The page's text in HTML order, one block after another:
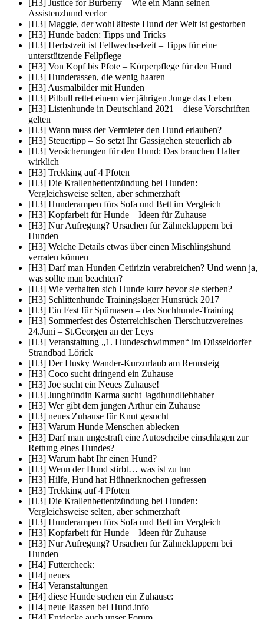
[H3] Justice for Burberry – Wie ein Mann seinen
Assistenzhund verlor
[H3] Maggie, der wohl älteste Hund der Welt ist gestorben
[H3] Hunde baden: Tipps und Tricks
[H3] Herbstzeit ist Fellwechselzeit – Tipps für eine
unterstützende Fellpflege
[H3] Von Kopf bis Pfote – Körperpflege für den Hund
[H3] Hunderassen, die wenig haaren
[H3] Ausmalbilder mit Hunden
[H3] Pitbull rettet einem vier jährigen Junge das Leben
[H3] Listenhunde in Deutschland 2021 – diese Vorschriften
gelten
[H3] Wann muss der Vermieter den Hund erlauben?
[H3] Steuertipp – So setzt Ihr Gassigehen steuerlich ab
[H3] Versicherungen für den Hund: Das brauchen Halter
wirklich
[H3] Trekking auf 4 Pfoten
[H3] Die Krallenbettentzündung bei Hunden:
Vergleichsweise selten, aber schmerzhaft
[H3] Hunderampen fürs Sofa und Bett im Vergleich
[H3] Kopfarbeit für Hunde – Ideen für Zuhause
[H3] Nur Aufregung? Ursachen für Zähneklappern bei
Hunden
[H3] Welche Details etwas über einen Mischlingshund
verraten können
[H3] Darf man Hunden Cetirizin verabreichen? Und wenn ja,
was sollte man beachten?
[H3] Wie verhalten sich Hunde kurz bevor sie sterben?
[H3] Schlittenhunde Trainingslager Hunsrück 2017
[H3] Ein Fest für Spürnasen – das Suchhunde-Training
[H3] Sommerfest des Österreichischen Tierschutzvereines –
24.Juni – St.Georgen an der Leys
[H3] Veranstaltung „1. Hundeschwimmen“ im Düsseldorfer
Strandbad Lörick
[H3] Der Husky Wander-Kurzurlaub am Rennsteig
[H3] Coco sucht dringend ein Zuhause
[H3] Joe sucht ein Neues Zuhause!
[H3] Junghündin Karma sucht Jagdhundliebhaber
[H3] Wer gibt dem jungen Arthur ein Zuhause
[H3] neues Zuhause für Knut gesucht
[H3] Warum Hunde Menschen ablecken
[H3] Darf man ungestraft eine Autoscheibe einschlagen zur
Rettung eines Hundes?
[H3] Warum habt Ihr einen Hund?
[H3] Wenn der Hund stirbt… was ist zu tun
[H3] Hilfe, Hund hat Hühnerknochen gefressen
[H3] Trekking auf 4 Pfoten
[H3] Die Krallenbettentzündung bei Hunden:
Vergleichsweise selten, aber schmerzhaft
[H3] Hunderampen fürs Sofa und Bett im Vergleich
[H3] Kopfarbeit für Hunde – Ideen für Zuhause
[H3] Nur Aufregung? Ursachen für Zähneklappern bei
Hunden
[H4] Futtercheck:
[H4] neues
[H4] Veranstaltungen
[H4] diese Hunde suchen ein Zuhause:
[H4] neue Rassen bei Hund.info